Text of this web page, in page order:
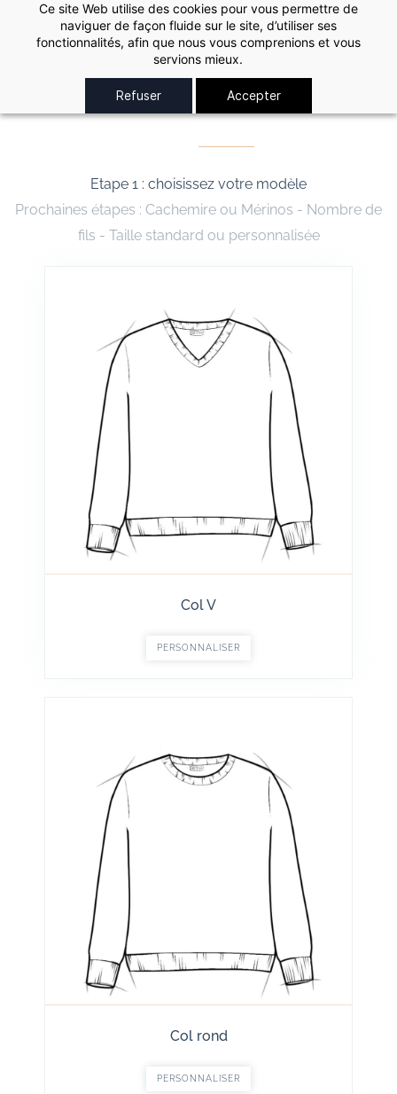
Ce site Web utilise des cookies pour vous permettre de
naviguer de façon fluide sur le site, d’utiliser ses
fonctionnalités, afin que nous vous comprenions et vous
servions mieux.
Refuser Accepter
Skip to
content
Modèles Femme
Etape 1 : choisissez votre modèle
Prochaines étapes : Cachemire ou Mérinos - Nombre de
fils - Taille standard ou personnalisée
Col V
PERSONNALISER
Col rond
PERSONNALISER